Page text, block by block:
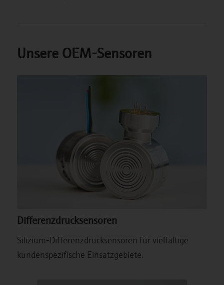
Unsere OEM-Sensoren
Differenzdrucksensoren
Silizium-Differenzdrucksensoren für vielfältige
kundenspezifische Einsatzgebiete.